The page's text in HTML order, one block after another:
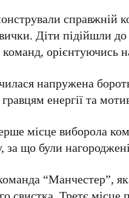
справжній
Діти підійшли
орієнтуючись
напружена
енергії та
місце виборола
за що були
“Манчестер”,